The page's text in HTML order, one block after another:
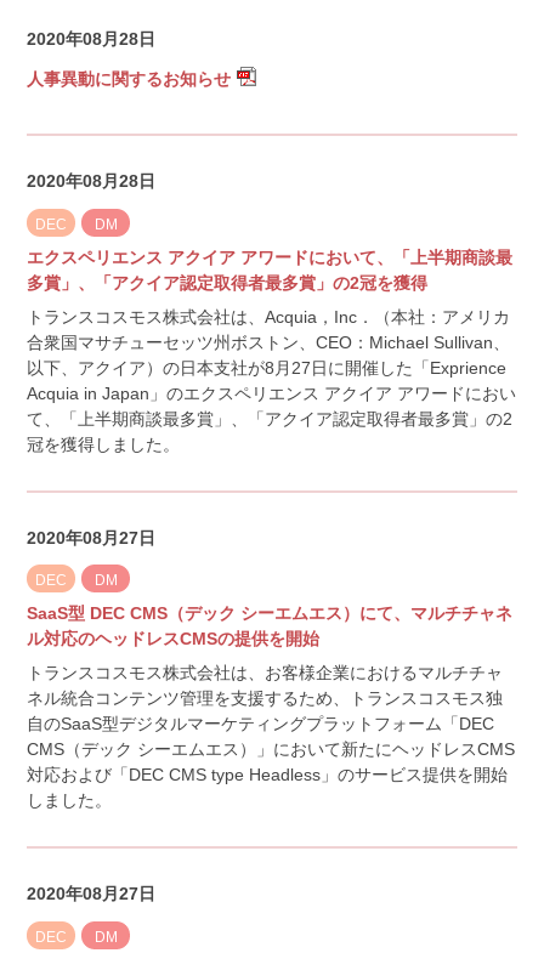
2020年08月28日
人事異動に関するお知らせ
2020年08月28日
DEC DM
エクスペリエンス アクイア アワードにおいて、「上半期商談最
多賞」、「アクイア認定取得者最多賞」の2冠を獲得
トランスコスモス株式会社は、Acquia，Inc．（本社：アメリカ
合衆国マサチューセッツ州ボストン、CEO：Michael Sullivan、
以下、アクイア）の日本支社が8月27日に開催した「Exprience
Acquia in Japan」のエクスペリエンス アクイア アワードにおい
て、「上半期商談最多賞」、「アクイア認定取得者最多賞」の2
冠を獲得しました。
2020年08月27日
DEC DM
SaaS型 DEC CMS（デック シーエムエス）にて、マルチチャネ
ル対応のヘッドレスCMSの提供を開始
トランスコスモス株式会社は、お客様企業におけるマルチチャ
ネル統合コンテンツ管理を支援するため、トランスコスモス独
自のSaaS型デジタルマーケティングプラットフォーム「DEC
CMS（デック シーエムエス）」において新たにヘッドレスCMS
対応および「DEC CMS type Headless」のサービス提供を開始
しました。
2020年08月27日
DEC DM